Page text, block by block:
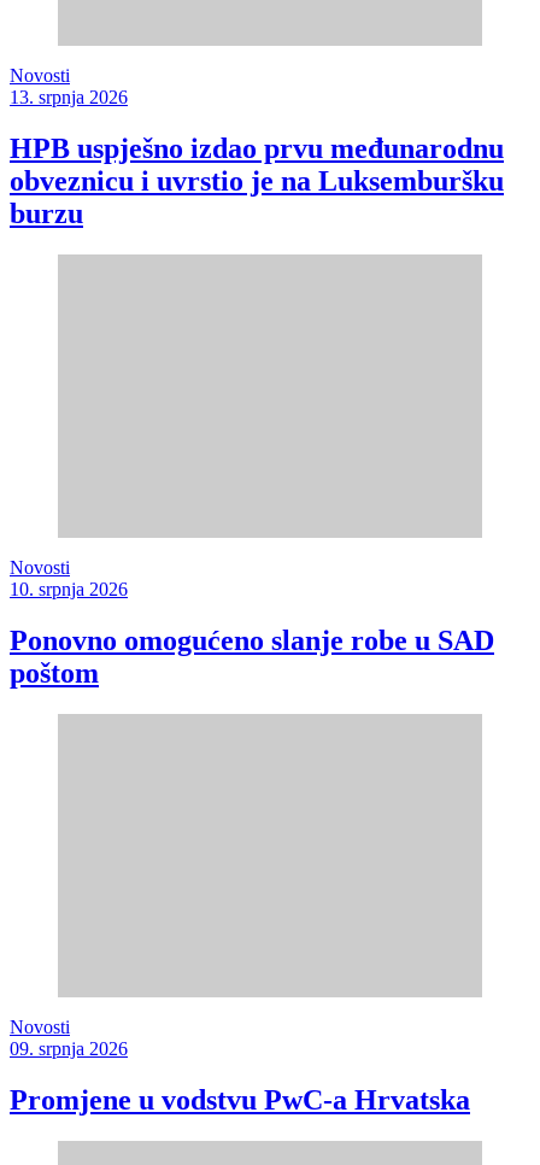
Novosti
13. srpnja 2026
HPB uspješno izdao prvu međunarodnu
obveznicu i uvrstio je na Luksemburšku
burzu
Novosti
10. srpnja 2026
Ponovno omogućeno slanje robe u SAD
poštom
Novosti
09. srpnja 2026
Promjene u vodstvu PwC-a Hrvatska